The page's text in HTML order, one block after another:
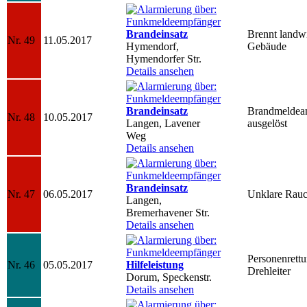
Nr. 49 11.05.2017
Brandeinsatz
Hymendorf,
Hymendorfer Str.
Details ansehen
Brennt
Gebäude
Nr. 48 10.05.2017
Brandeinsatz
Langen, Lavener
Weg
Details ansehen
ausgelöst
Nr. 47 06.05.2017
Brandeinsatz
Langen,
Bremerhavener Str.
Details ansehen
Unklare
Nr. 46 05.05.2017
Hilfeleistung
Dorum, Speckenstr.
Details ansehen
Drehleiter